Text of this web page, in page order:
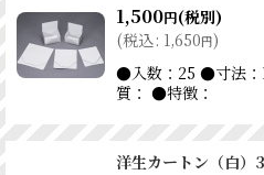
1,500円(税別)
(税込: 1,650円)
●入数：25 ●寸法
質： ●特徴：
洋生カートン（白